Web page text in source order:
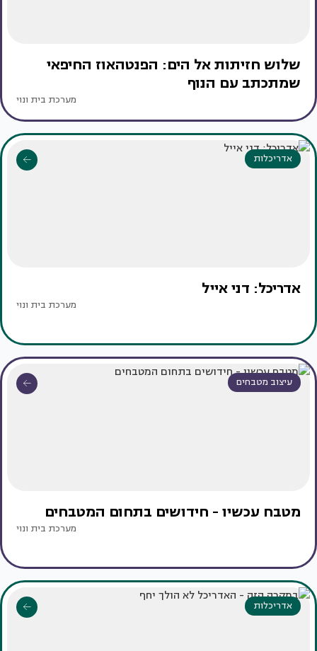
שלוש חזיתות אל הים: הפנטהאוז החיפאי
שמתכתב עם הנוף
מערכת בית ונוי
אדריכלות
אדריכל: דני אייל
מערכת בית ונוי
עיצוב מטבחים
מטבח עכשיו - חידושים בתחום המטבחים
מערכת בית ונוי
אדריכלות